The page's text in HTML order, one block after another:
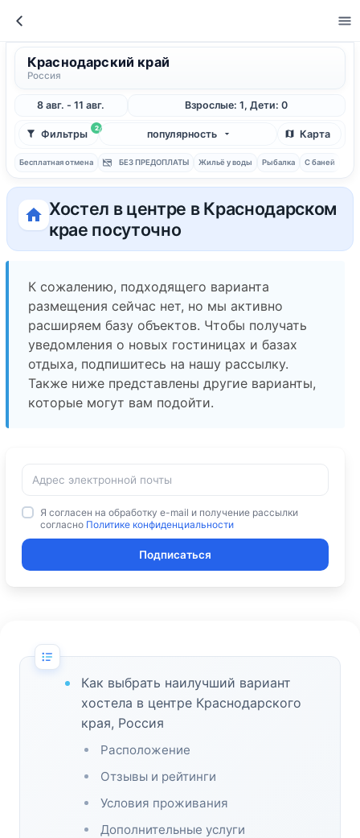
Краснодарский край
Россия
8 авг. - 11 авг. Взрослые: 1, Дети: 0
2
Фильтры популярность Карта
Бесплатная отмена БЕЗ ПРЕДОПЛАТЫ Жильё у воды Рыбалка С баней
Хостел в центре в Краснодарском
крае посуточно
К сожалению, подходящего варианта
размещения сейчас нет, но мы активно
расширяем базу объектов. Чтобы получать
уведомления о новых гостиницах и базах
отдыха, подпишитесь на нашу рассылку.
Также ниже представлены другие варианты,
которые могут вам подойти.
Я согласен на обработку e-mail и получение рассылки
согласно Политике конфиденциальности
Подписаться
Как выбрать наилучший вариант
хостела в центре Краснодарского
края, Россия
Расположение
Отзывы и рейтинги
Условия проживания
Дополнительные услуги